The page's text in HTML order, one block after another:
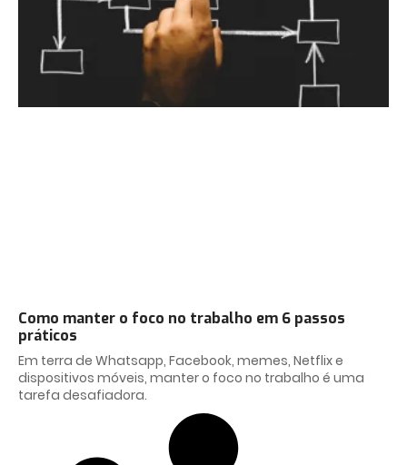
Como manter o foco no trabalho em 6 passos
práticos
Em terra de Whatsapp, Facebook, memes, Netflix e
dispositivos móveis, manter o foco no trabalho é uma
tarefa desafiadora.